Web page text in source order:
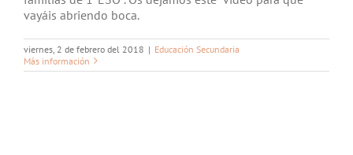
vayáis abriendo boca.
viernes, 2 de febrero del 2018 | Educación Secundaria
Más información